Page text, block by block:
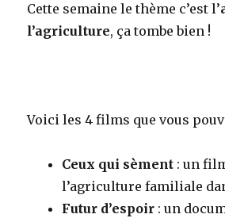
Cette semaine le thème c’est l’
l’agriculture, ça tombe bien !
Voici les 4 films que vous
Ceux qui sèment : un
l’agriculture familiale
Futur d’espoir : un